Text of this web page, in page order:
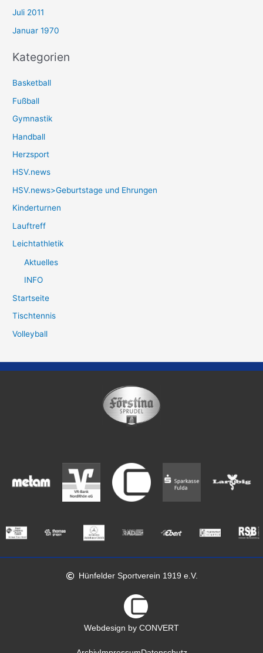
Juli 2011
Januar 1970
Kategorien
Basketball
Fußball
Gymnastik
Handball
Herzsport
HSV.news
HSV.news>Geburtstage und Ehrungen
Kinderturnen
Lauftreff
Leichtathletik
Aktuelles
INFO
Startseite
Tischtennis
Volleyball
Hünfelder Sportverein 1919 e.V.
Webdesign by CONVERT